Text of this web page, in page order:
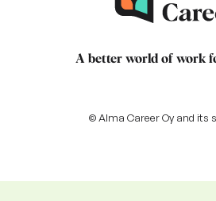
A better world of work
© Alma Career Oy and its